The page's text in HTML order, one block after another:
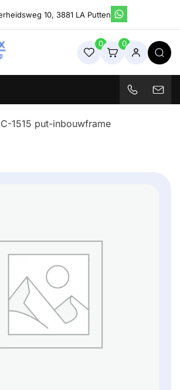
10, 3881 LA Putten
| Precisieweegschalen & Industriële
0 0
1515 put-inbouwframe